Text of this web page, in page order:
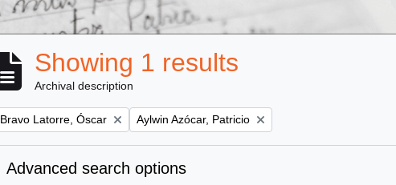
Showing 1 results
Archival description
Remove filter:
Bravo Latorre, Óscar Remove filter:
Aylwin Azócar, Patricio
Advanced search options